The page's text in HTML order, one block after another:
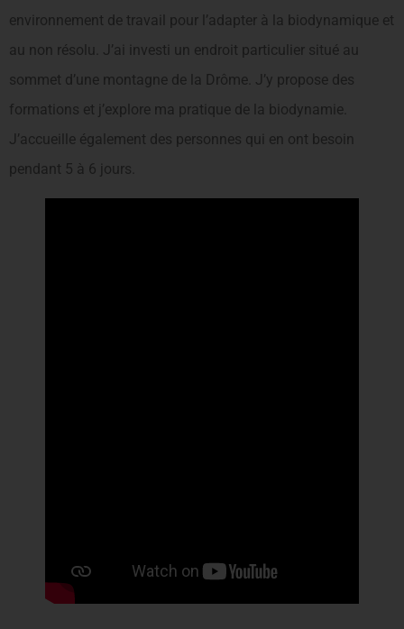
environnement de travail pour l’adapter à la biodynamique et
au non résolu. J’ai investi un endroit particulier situé au
sommet d’une montagne de la Drôme. J’y propose des
formations et j’explore ma pratique de la biodynamie.
J’accueille également des personnes qui en ont besoin
pendant 5 à 6 jours.